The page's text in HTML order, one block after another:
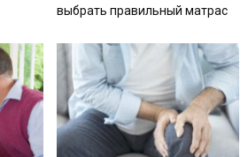
выбрать правильный матрас